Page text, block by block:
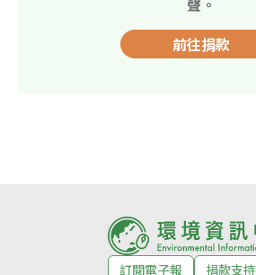
聲。
前往捐款
訂閱電子報 捐款支持